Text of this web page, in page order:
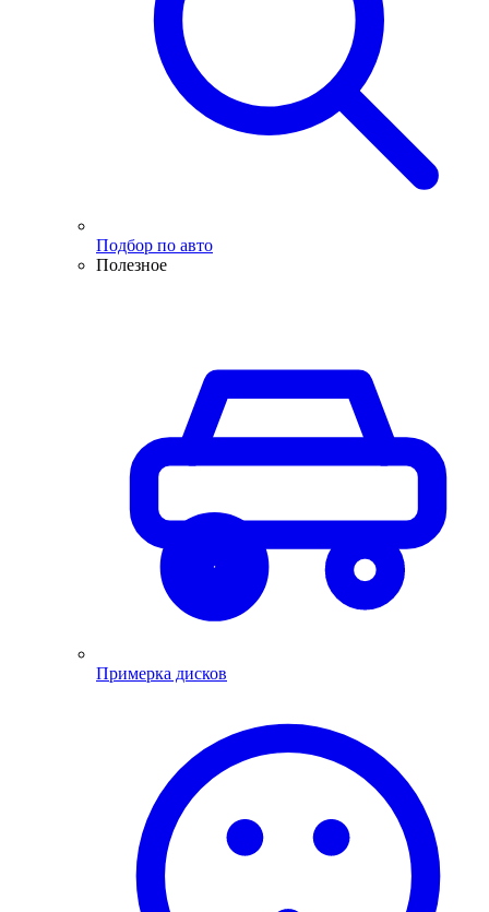
Подбор по авто
Полезное
Примерка дисков